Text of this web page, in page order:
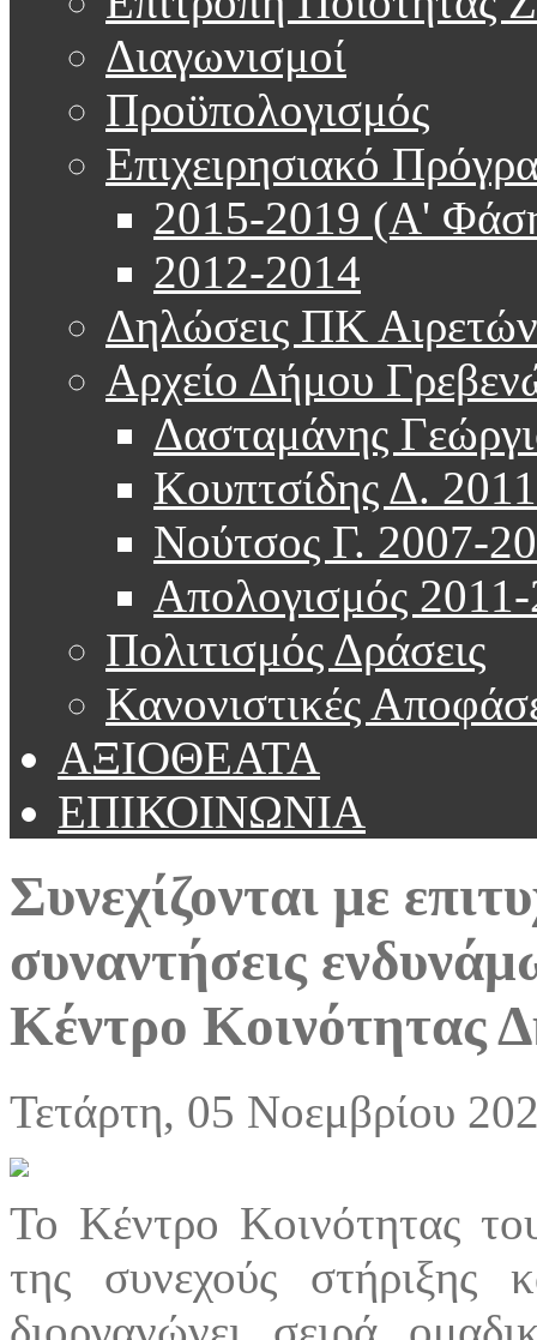
Διαγωνισμοί
Προϋπολογισμός
Επιχειρησιακό
2015-2019 (Α'
2012-2014
Δηλώσεις ΠΚ Αιρετών
Αρχείο Δήμου
Δασταμάνης
Κουπτσίδης Δ.
Νούτσος Γ. 2007-
Απολογισμός
Πολιτισμός Δράσεις
Κανονιστικές
ΑΞΙΟΘΕΑΤΑ
ΕΠΙΚΟΙΝΩΝΙΑ
Συνεχίζονται με
συναντήσεις
Κέντρο Κοινότητας
Τετάρτη, 05 Νοεμβρίου
Το Κέντρο Κοινότητας
της συνεχούς στήριξης